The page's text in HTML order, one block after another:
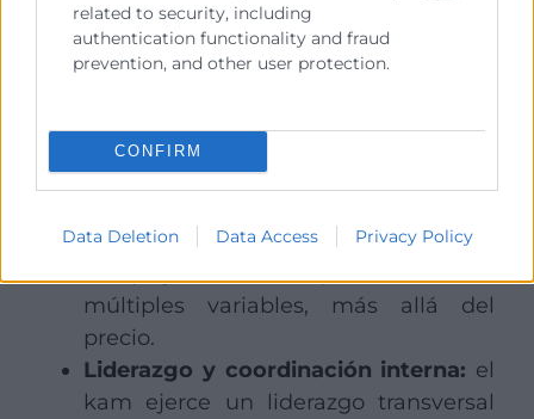
related to security, including
authentication functionality and fraud
prevention, and other user protection.
CONFIRM
Data Deletion Data Access Privacy Policy
para tomar decisiones informadas.
Habilidades de comunicación y
negociación avanzada:
adaptada a distintos interlocutores. El
kam debe saber argumentar
objeciones y liderar negociaciones
múltiples variables, más allá del
precio.
Liderazgo y coordinación interna: el
kam ejerce un liderazgo transversal